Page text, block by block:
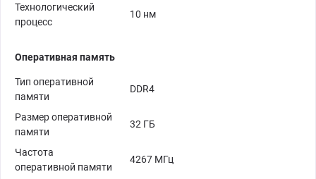
Технологический
процесс
10 нм
Оперативная память
Тип оперативной
памяти
DDR4
Размер оперативной
памяти
32 ГБ
Частота
оперативной памяти
4267 МГц